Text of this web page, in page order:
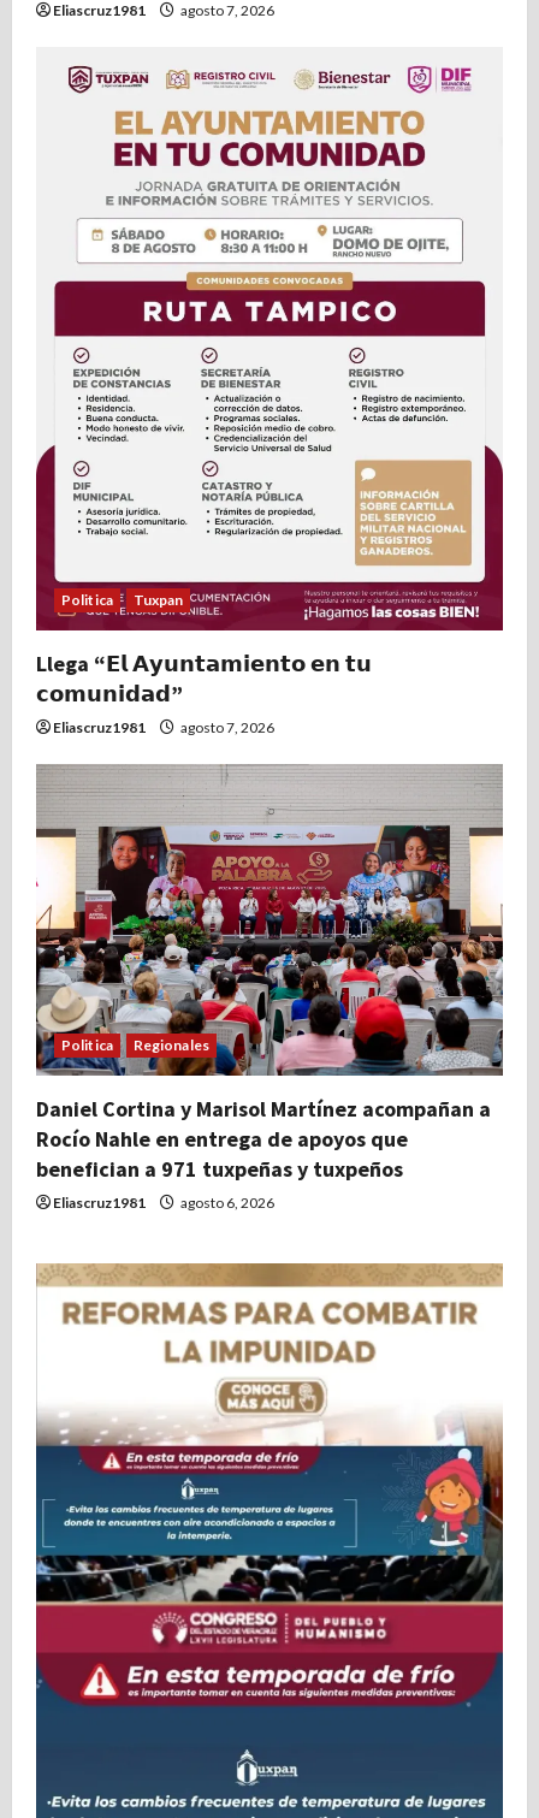
Eliascruz1981 agosto 7, 2026
Politica Tuxpan
Llega “𝗘𝗹 𝗔𝘆𝘂𝗻𝘁𝗮𝗺𝗶𝗲𝗻𝘁𝗼 𝗲𝗻 𝘁𝘂
𝗰𝗼𝗺𝘂𝗻𝗶𝗱𝗮𝗱”
Eliascruz1981 agosto 7, 2026
Politica Regionales
Daniel Cortina y Marisol Martínez acompañan a
Rocío Nahle en entrega de apoyos que
benefician a 971 tuxpeñas y tuxpeños
Eliascruz1981 agosto 6, 2026